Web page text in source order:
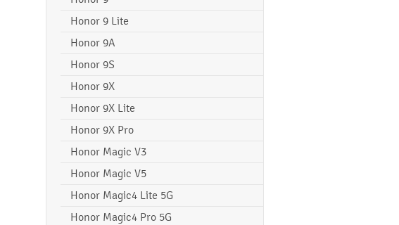
Honor 9 Lite
Honor 9A
Honor 9S
Honor 9X
Honor 9X Lite
Honor 9X Pro
Honor Magic V3
Honor Magic V5
Honor Magic4 Lite 5G
Honor Magic4 Pro 5G